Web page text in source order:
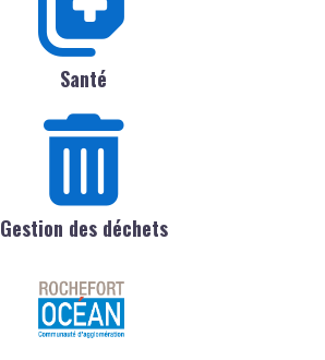
Santé
Gestion des déchets